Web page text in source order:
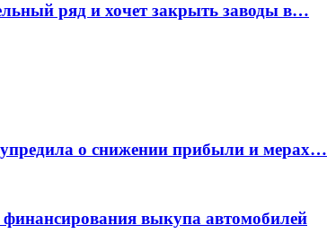
ряд и хочет закрыть заводы в…
о снижении прибыли и мерах…
финансирования выкупа автомобилей